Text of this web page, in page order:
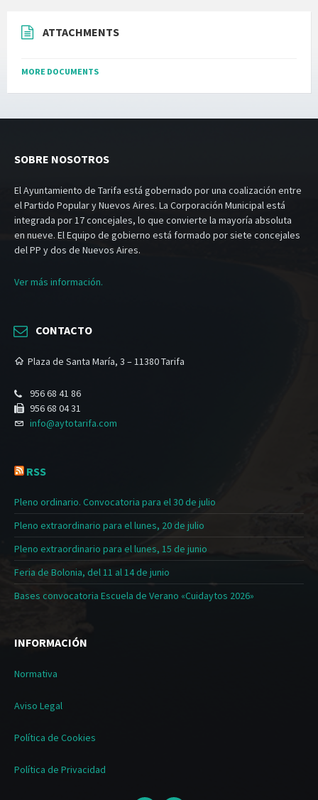
ATTACHMENTS
MORE DOCUMENTS
SOBRE NOSOTROS
El Ayuntamiento de Tarifa está gobernado por una coalización entre
el Partido Popular y Nuevos Aires. La Corporación Municipal está
integrada por 17 concejales, lo que convierte la mayoría absoluta
en nueve. El Equipo de gobierno está formado por siete concejales
del PP y dos de Nuevos Aires.
Ver más información.
CONTACTO
Plaza de Santa María, 3 – 11380 Tarifa
956 68 41 86
956 68 04 31
info@aytotarifa.com
RSS
Pleno ordinario. Convocatoria para el 30 de julio
Pleno extraordinario para el lunes, 20 de julio
Pleno extraordinario para el lunes, 15 de junio
Feria de Bolonia, del 11 al 14 de junio
Bases convocatoria Escuela de Verano «Cuidaytos 2026»
INFORMACIÓN
Normativa
Aviso Legal
Política de Cookies
Política de Privacidad